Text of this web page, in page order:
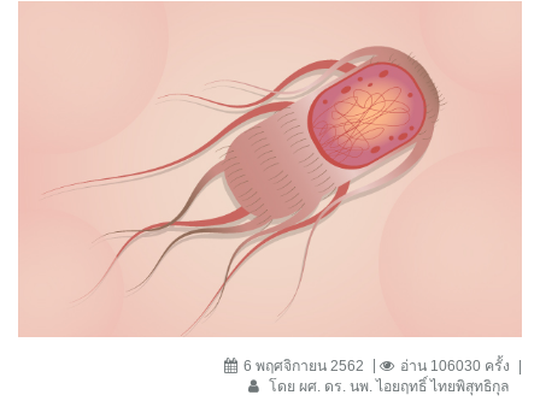
6 พฤศจิกายน 2562
อ่าน 106030 ครั้ง
โดย ผศ. ดร. นพ. ไอยฤทธิ์ ไทยพิสุทธิกุล